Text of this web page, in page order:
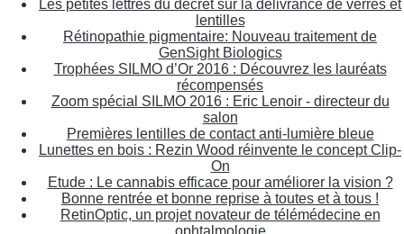
Les petites lettres du décret sur la délivrance de verres et
lentilles
Rétinopathie pigmentaire: Nouveau traitement de
GenSight Biologics
Trophées SILMO d’Or 2016 : Découvrez les lauréats
récompensés
Zoom spécial SILMO 2016 : Eric Lenoir - directeur du
salon
Premières lentilles de contact anti-lumière bleue
Lunettes en bois : Rezin Wood réinvente le concept Clip-
On
Etude : Le cannabis efficace pour améliorer la vision ?
Bonne rentrée et bonne reprise à toutes et à tous !
RetinOptic, un projet novateur de télémédecine en
ophtalmologie